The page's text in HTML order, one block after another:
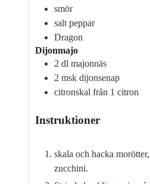
smör
salt peppar
Dragon
Dijonmajo
2 dl majonnäs
2 msk dijonsenap
citronskal från 1 citron
Instruktioner
skala och hacka
zucchini.